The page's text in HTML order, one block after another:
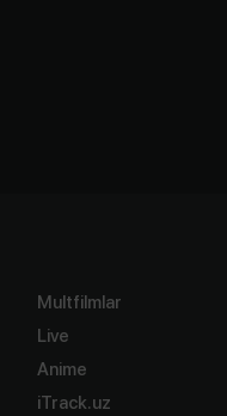
Multfilmlar
Live
Anime
iTrack.uz